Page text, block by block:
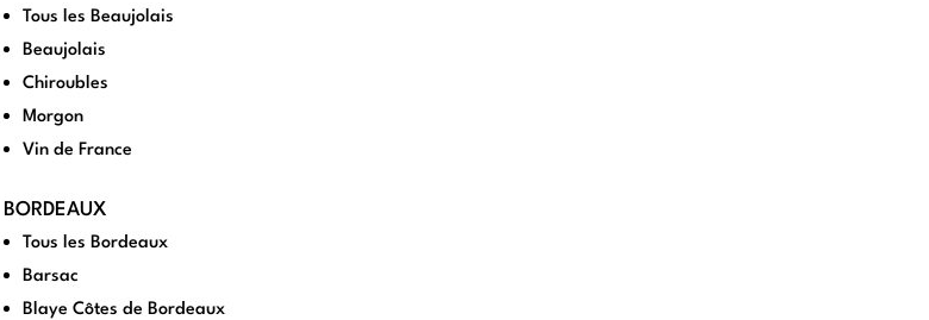
Tous les Beaujolais
Beaujolais
Chiroubles
Morgon
Vin de France
BORDEAUX
Tous les Bordeaux
Barsac
Blaye Côtes de Bordeaux